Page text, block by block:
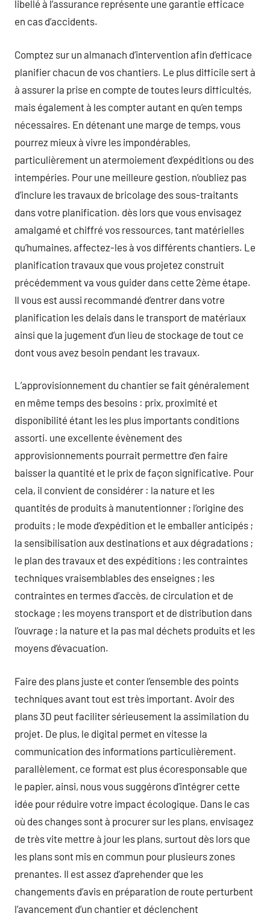
libellé à l’assurance représente une garantie efficace
en cas d’accidents.
Comptez sur un almanach d’intervention afin d’efficace
planifier chacun de vos chantiers. Le plus difficile sert à
à assurer la prise en compte de toutes leurs difficultés,
mais également à les compter autant en qu’en temps
nécessaires. En détenant une marge de temps, vous
pourrez mieux à vivre les impondérables,
particulièrement un atermoiement d’expéditions ou des
intempéries. Pour une meilleure gestion, n’oubliez pas
d’inclure les travaux de bricolage des sous-traitants
dans votre planification. dès lors que vous envisagez
amalgamé et chiffré vos ressources, tant matérielles
qu’humaines, affectez-les à vos différents chantiers. Le
planification travaux que vous projetez construit
précédemment va vous guider dans cette 2ème étape.
Il vous est aussi recommandé d’entrer dans votre
planification les delais dans le transport de matériaux
ainsi que la jugement d’un lieu de stockage de tout ce
dont vous avez besoin pendant les travaux.
L’approvisionnement du chantier se fait généralement
en même temps des besoins : prix, proximité et
disponibilité étant les les plus importants conditions
assorti. une excellente évènement des
approvisionnements pourrait permettre d’en faire
baisser la quantité et le prix de façon significative. Pour
cela, il convient de considérer : la nature et les
quantités de produits à manutentionner ; l’origine des
produits ; le mode d’expédition et le emballer anticipés ;
la sensibilisation aux destinations et aux dégradations ;
le plan des travaux et des expéditions ; les contraintes
techniques vraisemblables des enseignes ; les
contraintes en termes d’accès, de circulation et de
stockage ; les moyens transport et de distribution dans
l’ouvrage ; la nature et la pas mal déchets produits et les
moyens d’évacuation.
Faire des plans juste et conter l’ensemble des points
techniques avant tout est très important. Avoir des
plans 3D peut faciliter sérieusement la assimilation du
projet. De plus, le digital permet en vitesse la
communication des informations particulièrement.
parallèlement, ce format est plus écoresponsable que
le papier, ainsi, nous vous suggérons d’intégrer cette
idée pour réduire votre impact écologique. Dans le cas
où des changes sont à procurer sur les plans, envisagez
de très vite mettre à jour les plans, surtout dès lors que
les plans sont mis en commun pour plusieurs zones
prenantes. Il est assez d’aprehender que les
changements d’avis en préparation de route perturbent
l’avancement d’un chantier et déclenchent